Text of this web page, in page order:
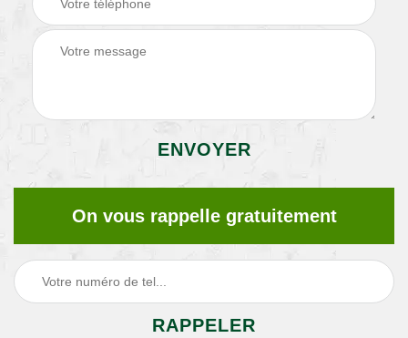
On vous rappelle gratuitement